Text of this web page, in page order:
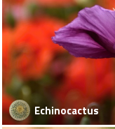
Echinocactus